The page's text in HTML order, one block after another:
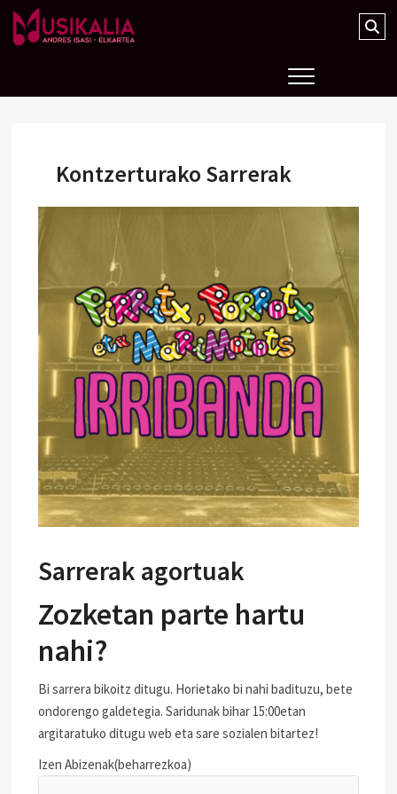
Kontzerturako Sarrerak
Sarrerak agortuak
Zozketan parte hartu
nahi?
Bi sarrera bikoitz ditugu. Horietako bi nahi badituzu, bete
ondorengo galdetegia. Saridunak bihar 15:00etan
argitaratuko ditugu web eta sare sozialen bitartez!
Izen Abizenak(beharrezkoa)